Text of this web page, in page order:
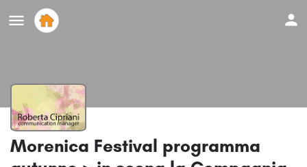
Morenica Festival programma